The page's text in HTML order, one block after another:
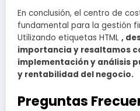
En conclusión, el centro de
fundamental para la gestión
Utilizando etiquetas HTML ,
importancia y resaltamos
implementación y análisis
y rentabilidad del negocio.
Preguntas